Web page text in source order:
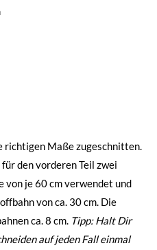
richtigen Maße zugeschnitten.
den vorderen Teil zwei
von je 60 cm verwendet und
von ca. 30 cm. Die
ca. 8 cm. Tipp: Halt Dir
auf jeden Fall einmal